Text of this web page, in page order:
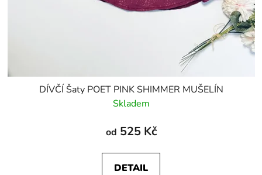
DÍVČÍ Šaty POET PINK SHIMMER MUŠELÍN
Skladem
od 525 Kč
DETAIL